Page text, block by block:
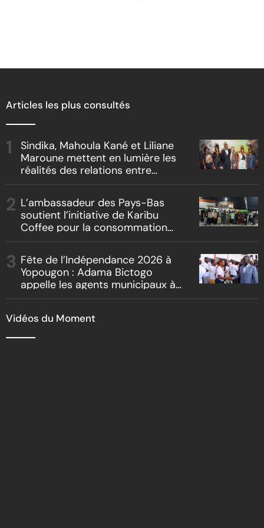
Articles les plus consultés
Sindika, Mahoula Kané et Liliane
Maroune mettent en lumière les
réalités des relations entre
« Boss vs Boss »
L’ambassadeur des Pays-Bas
soutient l’initiative de Karibu
Coffee pour la consommation
reboisement
Fête de l’Indépendance 2026 à
Yopougon : Adama Bictogo
appelle les agents municipaux à
Vidéos du Moment